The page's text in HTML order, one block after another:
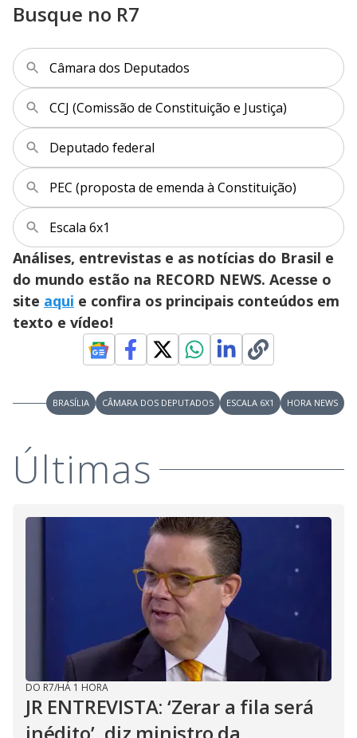
Busque no R7
Câmara dos Deputados
CCJ (Comissão de Constituição e Justiça)
Deputado federal
PEC (proposta de emenda à Constituição)
Escala 6x1
Análises, entrevistas e as notícias do Brasil e
do mundo estão na RECORD NEWS. Acesse o
site aqui e confira os principais conteúdos em
texto e vídeo!
BRASÍLIA CÂMARA DOS DEPUTADOS ESCALA 6X1 HORA NEWS
Últimas
DO R7/HÁ 1 HORA
JR ENTREVISTA: ‘Zerar a fila será